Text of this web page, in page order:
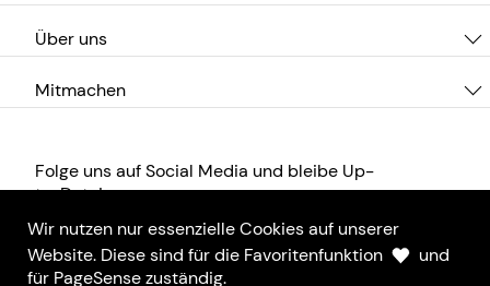
Über uns
Mitmachen
Folge uns auf Social Media und bleibe Up-
to-Date!
Wir nutzen nur essenzielle Cookies auf unserer
Website. Diese sind für die Favoritenfunktion
und
für PageSense zuständig.